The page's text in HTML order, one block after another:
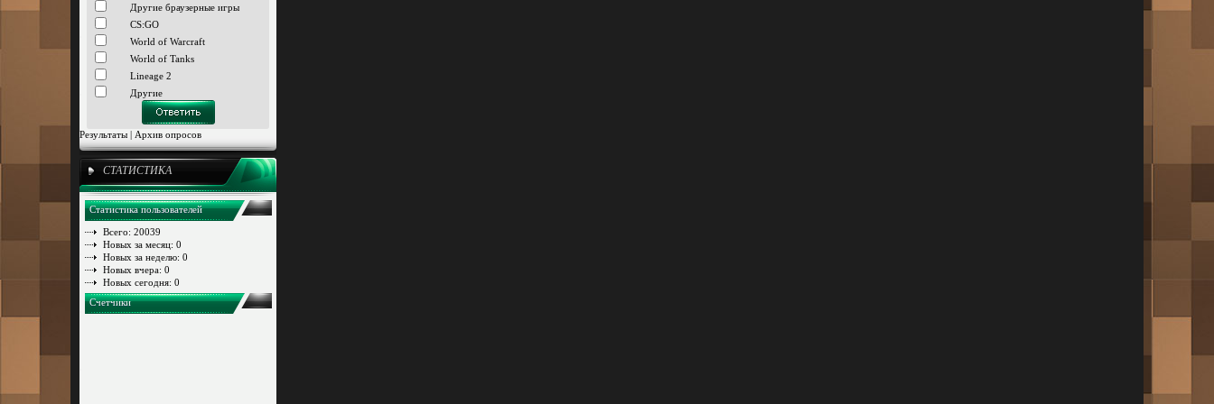
Другие браузерные игры
CS:GO
World of Warcraft
World of Tanks
Lineage 2
Другие
Результаты | Архив опросов
СТАТИСТИКА
Статистика пользователей
Всего: 20039
Новых за месяц: 0
Новых за неделю: 0
Новых вчера: 0
Новых сегодня: 0
Счетчики